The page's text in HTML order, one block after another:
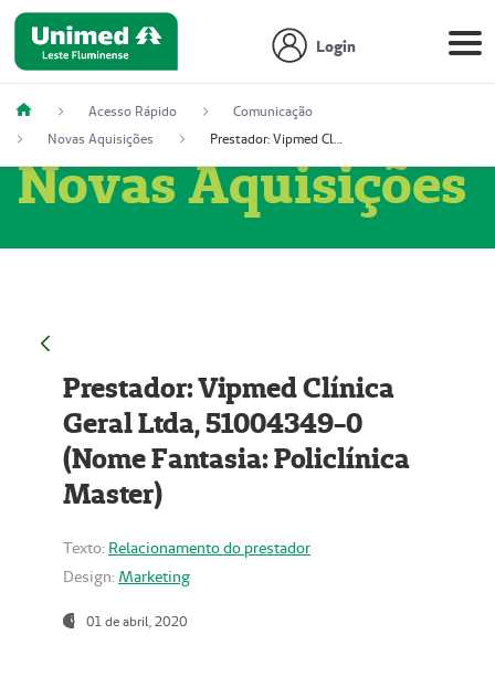
Login
Acesso Rápido
Comunicação
Novas Aquisições
Prestador: Vipmed Clínica Geral Ltda, 51004349-0 (Nome Fantasia: Policlínica Master)
Novas Aquisições
Prestador: Vipmed Clínica
Geral Ltda, 51004349-0
(Nome Fantasia: Policlínica
Master)
Texto: Relacionamento do prestador
Design: Marketing
01 de abril, 2020